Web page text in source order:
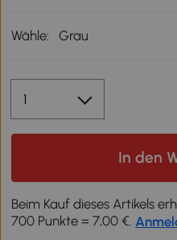
Wähle: Grau
In den
Beim Kauf dieses Artikels
700 Punkte = 7,00 €.